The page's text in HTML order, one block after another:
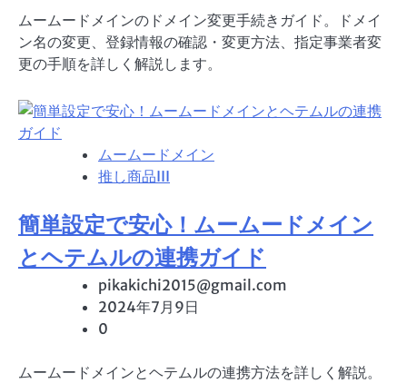
ムームードメインのドメイン変更手続きガイド。ドメイ
ン名の変更、登録情報の確認・変更方法、指定事業者変
更の手順を詳しく解説します。
ムームードメイン
推し商品III
簡単設定で安心！ムームードメイン
とヘテムルの連携ガイド
pikakichi2015@gmail.com
2024年7月9日
0
ムームードメインとヘテムルの連携方法を詳しく解説。